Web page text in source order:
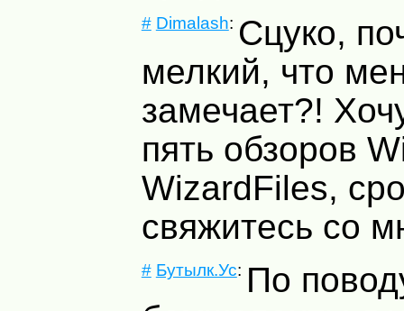
# Dimalash: Сцуко,
мелкий, что
замечает?!
пять обзоров
WizardFiles,
свяжитесь со
# Бутылк.Ус: По